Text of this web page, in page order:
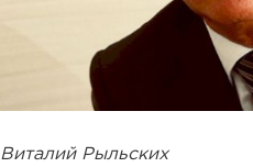
Виталий Рыльских